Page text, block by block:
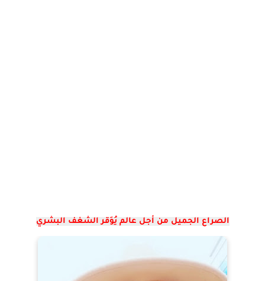
الصراع الجميل من أجل عالم يُوَقر الشغف البشري